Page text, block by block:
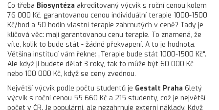
Co třeba Biosyntéza akreditovaný výcvik s roční cenou kolem
76 000 Kč, garantovanou cenou individuální terapie 1000-1500
Kč/hod a 50 hodin vlastní terapie zahrnutých v ceně? Tady je
klíčová věc: mají garantovanou cenu terapie. To znamená, že
víte, kolik to bude stát - žádné překvapení. A to je hodnota.
Většina institucí vám řekne: „Terapie bude stát 1000-1500 Kč“.
Ale když ji budete dělat 3 roky, tak to může být 60 000 Kč -
nebo 100 000 Kč, když se ceny zvednou.
Největší výcvik podle počtu studentů je Gestalt Praha 6letý
výcvik s roční cenou 55 660 Kč a 215 studenty, což je největší
počet v ČR. Je populární, ale nezahrnuje externí náklady. Když